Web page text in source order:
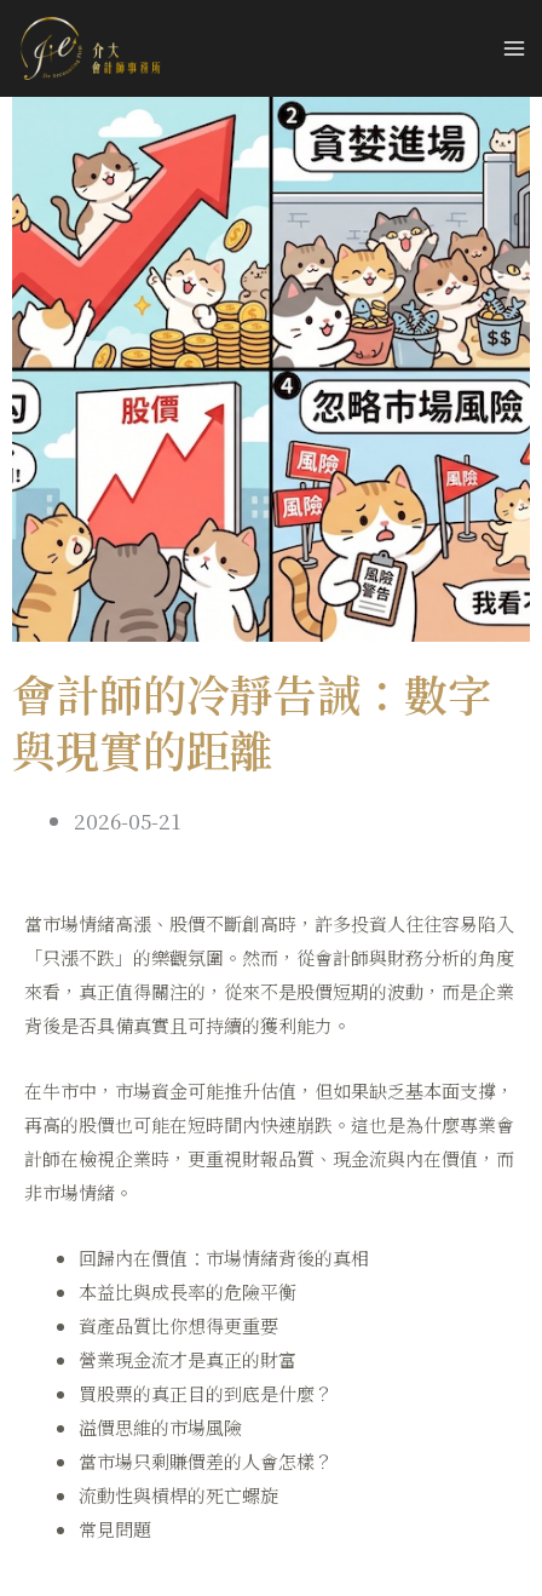
會計師的冷靜告誡：數字
與現實的距離
2026-05-21
當市場情緒高漲、股價不斷創高時，許多投資人往往容易陷入
「只漲不跌」的樂觀氛圍。然而，從會計師與財務分析的角度
來看，真正值得關注的，從來不是股價短期的波動，而是企業
背後是否具備真實且可持續的獲利能力。
在牛市中，市場資金可能推升估值，但如果缺乏基本面支撐，
再高的股價也可能在短時間內快速崩跌。這也是為什麼專業會
計師在檢視企業時，更重視財報品質、現金流與內在價值，而
非市場情緒。
回歸內在價值：市場情緒背後的真相
本益比與成長率的危險平衡
資產品質比你想得更重要
營業現金流才是真正的財富
買股票的真正目的到底是什麼？
溢價思維的市場風險
當市場只剩賺價差的人會怎樣？
流動性與槓桿的死亡螺旋
常見問題